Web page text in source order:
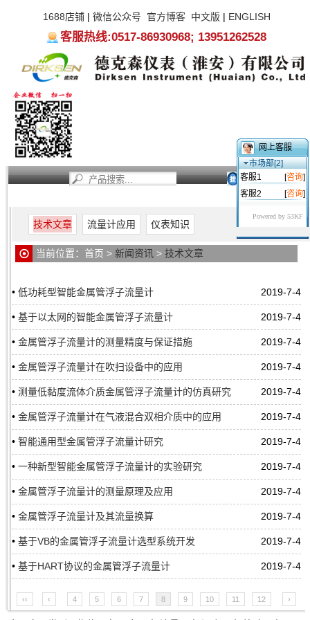
1688店铺| 微信公众号 官方博客 中文版 | ENGLISH
客服热线:0517-86930968; 13951262528
技术文章 流量计应用 仪表知识
当前位置： 首页 > 新闻资讯 > 技术文章
• 低功耗型智能金属管浮子流量计 2019-7-4
• 基于以太网的智能金属管浮子流量计 2019-7-4
• 金属管浮子流量计的测量精度与保证措施 2019-7-4
• 金属管浮子流量计在吹扫设备中的应用 2019-7-4
• 测量低黏度流体介质金属管浮子流量计的仿真研究 2019-7-4
• 金属管浮子流量计在气液混合双相介质中的应用 2019-7-4
• 智能通用型金属管浮子流量计研究 2019-7-4
• 一种新型智能金属管浮子流量计的实验研究 2019-7-4
• 金属管浮子流量计的测量原理及应用 2019-7-4
• 金属管浮子流量计及其流量换算 2019-7-4
• 基于VB的金属管浮子流量计选型系统开发 2019-7-4
• 基于HART协议的金属管浮子流量计 2019-7-4
‹‹ ‹ 4 5 6 7 8 9 10 11 12 ›
网上客服
市场部[2]
客服1
[咨询]
客服2
[咨询]
Powered by 53KF